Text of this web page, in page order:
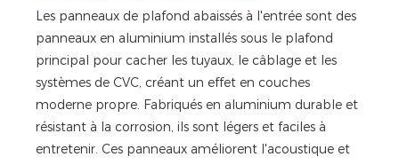
Les panneaux de plafond abaissés à l'entrée sont des
panneaux en aluminium installés sous le plafond
principal pour cacher les tuyaux, le câblage et les
systèmes de CVC, créant un effet en couches
moderne propre. Fabriqués en aluminium durable et
résistant à la corrosion, ils sont légers et faciles à
entretenir. Ces panneaux améliorent l'acoustique et